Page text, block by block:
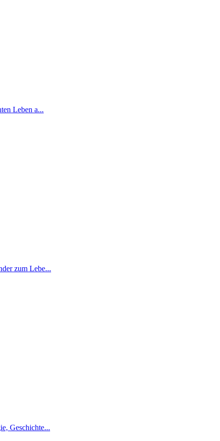
Leben a...
zum Lebe...
Geschichte...